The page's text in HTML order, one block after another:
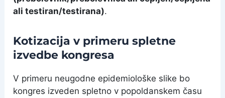
ali testiran/testirana).
Kotizacija v primeru spletne
izvedbe kongresa
V primeru neugodne epidemiološke slike bo
kongres izveden spletno v popoldanskem času